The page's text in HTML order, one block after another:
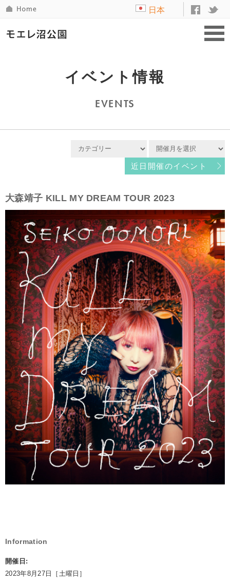
日本
イベント情報
EVENTS
近日開催のイベント
大森靖子 KILL MY DREAM TOUR 2023
Information
開催日:
2023年8月27日［土曜日］